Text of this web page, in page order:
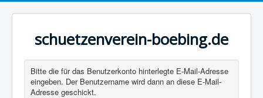
schuetzenverein-boebing.de
Bitte die für das Benutzerkonto hinterlegte E-Mail-Adresse
eingeben. Der Benutzername wird dann an diese E-Mail-
Adresse geschickt.